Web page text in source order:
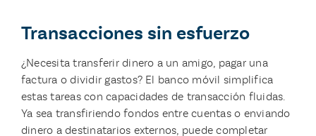
Transacciones sin esfuerzo
¿Necesita transferir dinero a un amigo, pagar una
factura o dividir gastos? El banco móvil simplifica
estas tareas con capacidades de transacción fluidas.
Ya sea transfiriendo fondos entre cuentas o enviando
dinero a destinatarios externos, puede completar